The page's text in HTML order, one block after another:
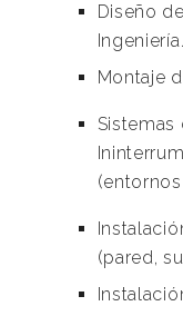
Diseño
Ingeniería.
Montaje
(pared,